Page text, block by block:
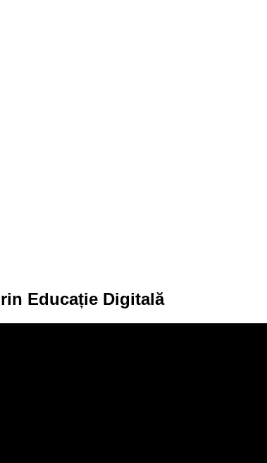
Educație Digitală